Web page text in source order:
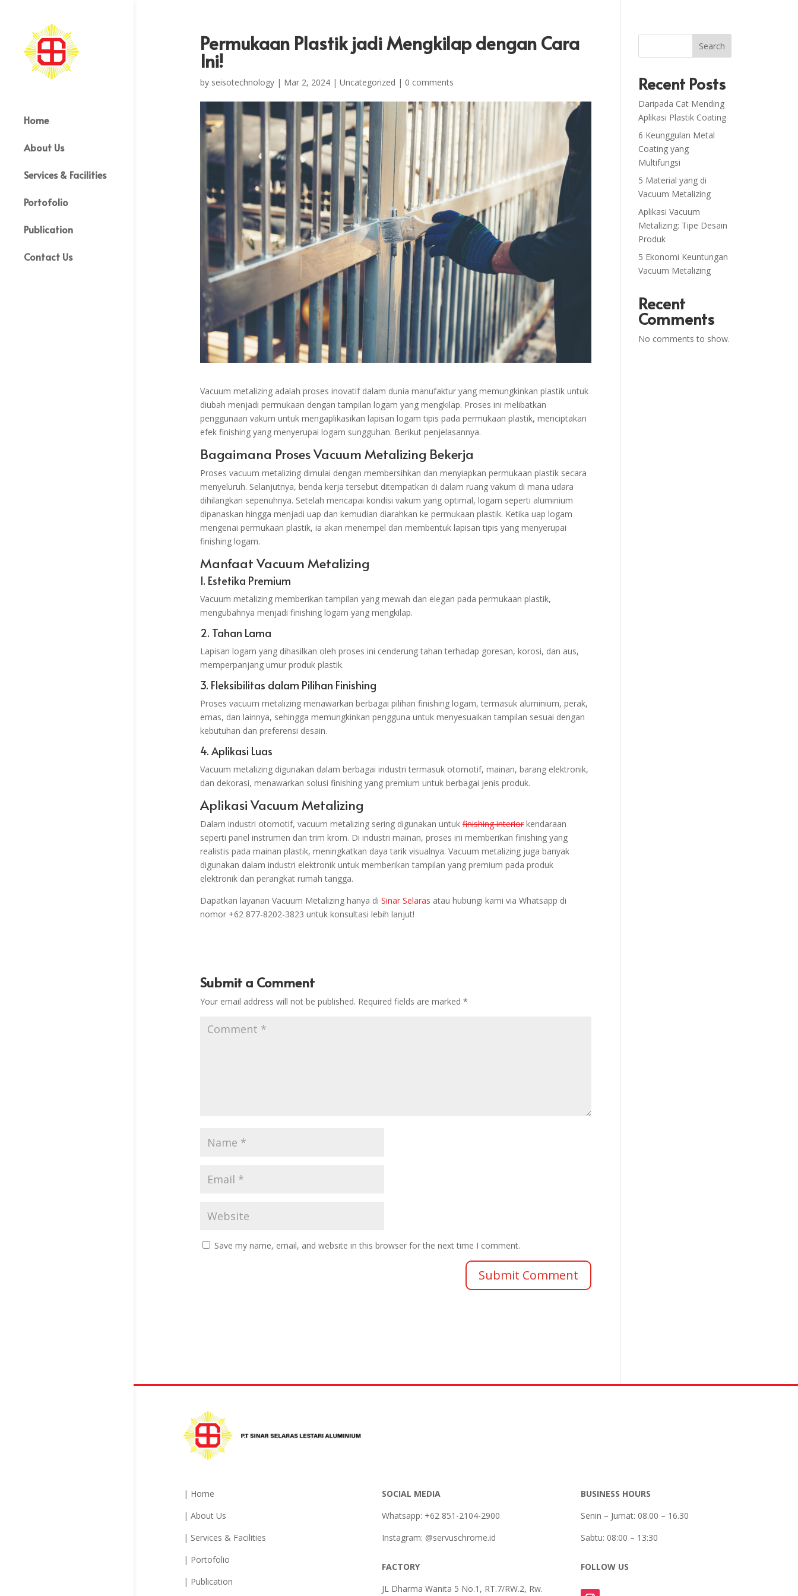
Home
About Us
Services & Facilities
Portofolio
Publication
Contact Us
Permukaan Plastik jadi Mengkilap dengan Cara
Ini!
by seisotechnology| Mar 2, 2024| Uncategorized | 0 comments
Vacuum metalizing adalah proses inovatif dalam dunia manufaktur yang memungkinkan plastik untuk
diubah menjadi permukaan dengan tampilan logam yang mengkilap. Proses ini melibatkan
penggunaan vakum untuk mengaplikasikan lapisan logam tipis pada permukaan plastik, menciptakan
efek finishing yang menyerupai logam sungguhan. Berikut penjelasannya.
Bagaimana Proses Vacuum Metalizing Bekerja
Proses vacuum metalizing dimulai dengan membersihkan dan menyiapkan permukaan plastik secara
menyeluruh. Selanjutnya, benda kerja tersebut ditempatkan di dalam ruang vakum di mana udara
dihilangkan sepenuhnya. Setelah mencapai kondisi vakum yang optimal, logam seperti aluminium
dipanaskan hingga menjadi uap dan kemudian diarahkan ke permukaan plastik. Ketika uap logam
mengenai permukaan plastik, ia akan menempel dan membentuk lapisan tipis yang menyerupai
finishing logam.
Manfaat Vacuum Metalizing
1. Estetika Premium
Vacuum metalizing memberikan tampilan yang mewah dan elegan pada permukaan plastik,
mengubahnya menjadi finishing logam yang mengkilap.
2. Tahan Lama
Lapisan logam yang dihasilkan oleh proses ini cenderung tahan terhadap goresan, korosi, dan aus,
memperpanjang umur produk plastik.
3. Fleksibilitas dalam Pilihan Finishing
Proses vacuum metalizing menawarkan berbagai pilihan finishing logam, termasuk aluminium, perak,
emas, dan lainnya, sehingga memungkinkan pengguna untuk menyesuaikan tampilan sesuai dengan
kebutuhan dan preferensi desain.
4. Aplikasi Luas
Vacuum metalizing digunakan dalam berbagai industri termasuk otomotif, mainan, barang elektronik,
dan dekorasi, menawarkan solusi finishing yang premium untuk berbagai jenis produk.
Aplikasi Vacuum Metalizing
Dalam industri otomotif, vacuum metalizing sering digunakan untuk finishing interiorkendaraan
seperti panel instrumen dan trim krom. Di industri mainan, proses ini memberikan finishing yang
realistis pada mainan plastik, meningkatkan daya tarik visualnya. Vacuum metalizing juga banyak
digunakan dalam industri elektronik untuk memberikan tampilan yang premium pada produk
elektronik dan perangkat rumah tangga.
Dapatkan layanan Vacuum Metalizing hanya di Sinar Selaras atau hubungi kami via Whatsapp di
nomor +62 877-8202-3823 untuk konsultasi lebih lanjut!
Submit a Comment
Your email address will not be published. Required fields are marked *
Save my name, email, and website in this browser for the next time I comment.
Search
Recent Posts
Daripada Cat Mending
Aplikasi Plastik Coating
6 Keunggulan Metal
Coating yang
Multifungsi
5 Material yang di
Vacuum Metalizing
Aplikasi Vacuum
Metalizing: Tipe Desain
Produk
5 Ekonomi Keuntungan
Vacuum Metalizing
Recent
Comments
No comments to show.
| Home
| About Us
| Services & Facilities
| Portofolio
| Publication
SOCIAL MEDIA
Whatsapp: +62 851-2104-2900
Instagram: @servuschrome.id
FACTORY
JL Dharma Wanita 5 No.1, RT.7/RW.2, Rw.
BUSINESS HOURS
Senin – Jumat: 08.00 – 16.30
Sabtu: 08:00 – 13:30
FOLLOW US